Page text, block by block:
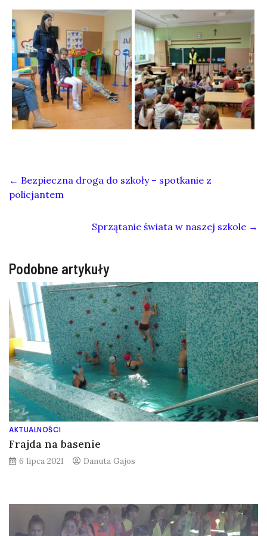
← Bezpieczna droga do szkoły – spotkanie z
policjantem
Sprzątanie świata w naszej szkole →
Podobne artykuły
AKTUALNOŚCI
Frajda na basenie
6 lipca 2021 Danuta Gajos